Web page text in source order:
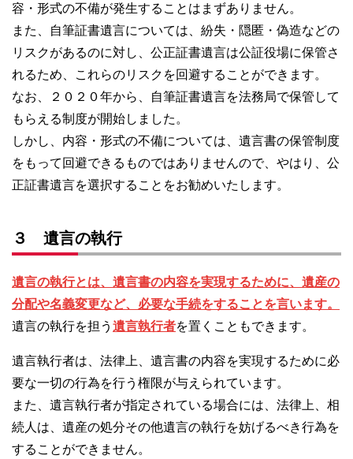
容・形式の不備が発生することはまずありません。
また、自筆証書遺言については、紛失・隠匿・偽造などの
リスクがあるのに対し、公正証書遺言は公証役場に保管さ
れるため、これらのリスクを回避することができます。
なお、２０２０年から、自筆証書遺言を法務局で保管して
もらえる制度が開始しました。
しかし、内容・形式の不備については、遺言書の保管制度
をもって回避できるものではありませんので、やはり、公
正証書遺言を選択することをお勧めいたします。
３ 遺言の執行
遺言の執行とは、遺言書の内容を実現するために、遺産の
分配や名義変更など、必要な手続をすることを言います。
遺言の執行を担う 遺言執行者を置くこともできます。
遺言執行者は、法律上、遺言書の内容を実現するために必
要な一切の行為を行う権限が与えられています。
また、遺言執行者が指定されている場合には、法律上、相
続人は、遺産の処分その他遺言の執行を妨げるべき行為を
することができません。